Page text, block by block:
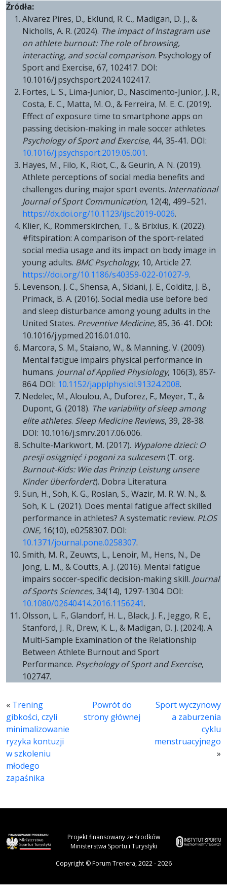
Źródła:
Alvarez Pires, D., Eklund, R. C., Madigan, D. J., &
Nicholls, A. R. (2024). The impact of Instagram use
on athlete burnout: The role of browsing,
interacting, and social comparison. Psychology of
Sport and Exercise, 67, 102417. DOI:
10.1016/j.psychsport.2024.102417.
Fortes, L. S., Lima-Junior, D., Nascimento-Junior, J. R.,
Costa, E. C., Matta, M. O., & Ferreira, M. E. C. (2019).
Effect of exposure time to smartphone apps on
passing decision-making in male soccer athletes.
Psychology of Sport and Exercise, 44, 35-41. DOI:
10.1016/j.psychsport.2019.05.001.
Hayes, M., Filo, K., Riot, C., & Geurin, A. N. (2019).
Athlete perceptions of social media benefits and
challenges during major sport events. International
Journal of Sport Communication, 12(4), 499–521.
https://dx.doi.org/10.1123/ijsc.2019-0026.
Klier, K., Rommerskirchen, T., & Brixius, K. (2022).
#fitspiration: A comparison of the sport-related
social media usage and its impact on body image in
young adults. BMC Psychology, 10, Article 27.
https://doi.org/10.1186/s40359-022-01027-9.
Levenson, J. C., Shensa, A., Sidani, J. E., Colditz, J. B.,
Primack, B. A. (2016). Social media use before bed
and sleep disturbance among young adults in the
United States. Preventive Medicine, 85, 36-41. DOI:
10.1016/j.ypmed.2016.01.010.
Marcora, S. M., Staiano, W., & Manning, V. (2009).
Mental fatigue impairs physical performance in
humans. Journal of Applied Physiology, 106(3), 857-
864. DOI: 10.1152/japplphysiol.91324.2008.
Nedelec, M., Aloulou, A., Duforez, F., Meyer, T., &
Dupont, G. (2018). The variability of sleep among
elite athletes. Sleep Medicine Reviews, 39, 28-38.
DOI: 10.1016/j.smrv.2017.06.006.
Schulte-Markwort, M. (2017). Wypalone dzieci: O
presji osiągnięć i pogoni za sukcesem(T. org.
Burnout-Kids: Wie das Prinzip Leistung unsere
Kinder überfordert). Dobra Literatura.
Sun, H., Soh, K. G., Roslan, S., Wazir, M. R. W. N., &
Soh, K. L. (2021). Does mental fatigue affect skilled
performance in athletes? A systematic review. PLOS
ONE, 16(10), e0258307. DOI:
10.1371/journal.pone.0258307.
Smith, M. R., Zeuwts, L., Lenoir, M., Hens, N., De
Jong, L. M., & Coutts, A. J. (2016). Mental fatigue
impairs soccer-specific decision-making skill. Journal
of Sports Sciences, 34(14), 1297-1304. DOI:
10.1080/02640414.2016.1156241.
Olsson, L. F., Glandorf, H. L., Black, J. F., Jeggo, R. E.,
Stanford, J. R., Drew, K. L., & Madigan, D. J. (2024). A
Multi-Sample Examination of the Relationship
Between Athlete Burnout and Sport
Performance. Psychology of Sport and Exercise,
102747.
« Trening
gibkości, czyli
minimalizowanie
ryzyka kontuzji
w szkoleniu
młodego
zapaśnika
Powrót do
strony głównej
Sport wyczynowy
a zaburzenia
cyklu
menstruacyjnego
»
Projekt finansowany ze środków
Ministerstwa Sportu i Turystyki
Copyright © Forum Trenera, 2022 - 2026